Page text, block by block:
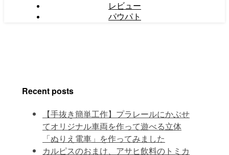
レビュー
パウパト
Recent posts
【手抜き簡単工作】プラレールにかぶせ
てオリジナル車両を作って遊べる立体
「ぬりえ電車」を作ってみました
カルピスのおまけ、アサヒ飲料のトミカ